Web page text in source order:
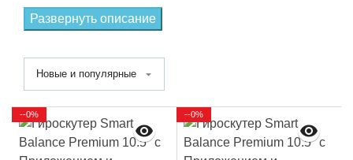
Развернуть описание
Новые и популярные
--0% --0%